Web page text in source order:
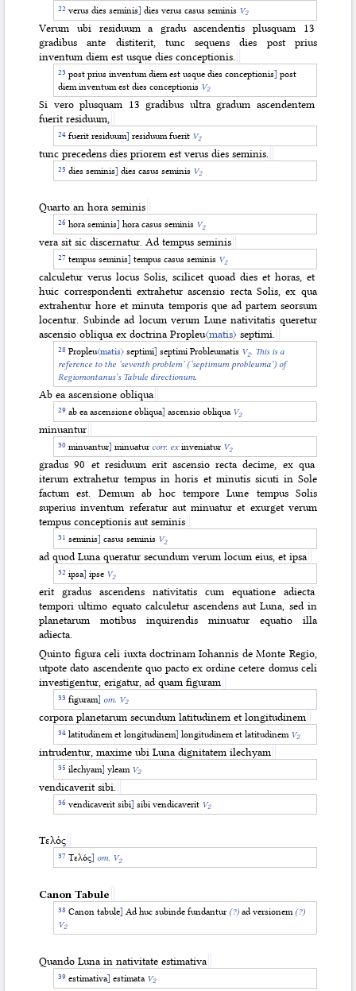
verus dies seminis] dies verus casus seminis V2
Verum ubi residuum a gradu ascendentis plusquam 13
gradibus ante distiterit, tunc sequens dies post prius
inventum diem est usque dies conceptionis.
post prius inventum diem est usque dies conceptionis] post
diem inventum est dies conceptionis V2
Si vero plusquam 13 gradibus ultra gradum ascendentem
fuerit residuum,
fuerit residuum] residuum fuerit V2
tunc precedens dies priorem est verus dies seminis.
dies seminis] dies casus seminis V2
Quarto an hora seminis
hora seminis] hora casus seminis V2
vera sit sic discernatur. Ad tempus seminis
tempus seminis] tempus casus seminis V2
calculetur verus locus Solis, scilicet quoad dies et horas, et
huic correspondenti extrahetur ascensio recta Solis, ex qua
extrahentur hore et minuta temporis que ad partem seorsum
locentur. Subinde ad locum verum Lune nativitatis queretur
ascensio obliqua ex doctrina Propleu〈matis〉 septimi.
Propleu〈matis〉septimi] septimi Probleumatis V2. This is a
reference to the ‘seventh problem’ (‘septimum probleuma’) of
Regiomontanus’s Tabule directionum.
Ab ea ascensione obliqua
ab ea ascensione obliqua] ascensio obliqua V2
minuantur
minuantur] minuatur corr. exinveniatur V2
gradus 90 et residuum erit ascensio recta decime, ex qua
iterum extrahetur tempus in horis et minutis sicuti in Sole
factum est. Demum ab hoc tempore Lune tempus Solis
superius inventum referatur aut minuatur et exurget verum
tempus conceptionis aut seminis
seminis] casus seminis V2
ad quod Luna queratur secundum verum locum eius, et ipsa
ipsa] ipse V2
erit gradus ascendens nativitatis cum equatione adiecta
tempori ultimo equato calculetur ascendens aut Luna, sed in
planetarum motibus inquirendis minuatur equatio illa
adiecta.
Quinto figura celi iuxta doctrinam Iohannis de Monte Regio,
utpote dato ascendente quo pacto ex ordine cetere domus celi
investigentur, erigatur, ad quam figuram
figuram] om. V2
corpora planetarum secundum latitudinem et longitudinem
latitudinem et longitudinem] longitudinem et latitudinem V2
intrudentur, maxime ubi Luna dignitatem ilechyam
ilechyam] yleam V2
vendicaverit sibi.
vendicaverit sibi] sibi vendicaverit V2
Τελός
Τελός] om. V2
Canon Tabule
Canon tabule] Ad huc subinde fundantur (?)ad versionem (?)
V2
Quando Luna in nativitate estimativa
estimativa] estimata V2